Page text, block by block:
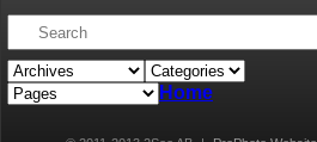
Home